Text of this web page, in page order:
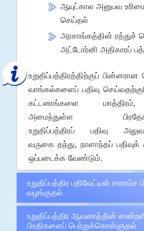
ஆயுட்கால அனுபவ
செய்தல்
அரசாங்கத்தின் ரத்துச்
அட்டோர்னி அதிகாரப்
உறுதிப்பத்திரத்திற்குப்
வாங்கல்களைப் பதிவு
கட்டணங்களை
அமைந்துள்ள
உறுதிப்பத்திரப் பதிவு
வருகை தந்து, நாளாந்தப் பதிவுக்
ஒப்படைக்க வேண்டும்.
உறுதிப்பத்திர பதிவேட்டின் சாராம்ச
வழங்குதல்
உறுதிப்பத்திர ஆவணத்தின்
பிரதிகளைப் பெற்றுக்கொள்ளுதல்